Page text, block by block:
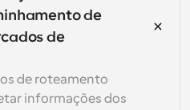
de
de
de roteamento
informações dos